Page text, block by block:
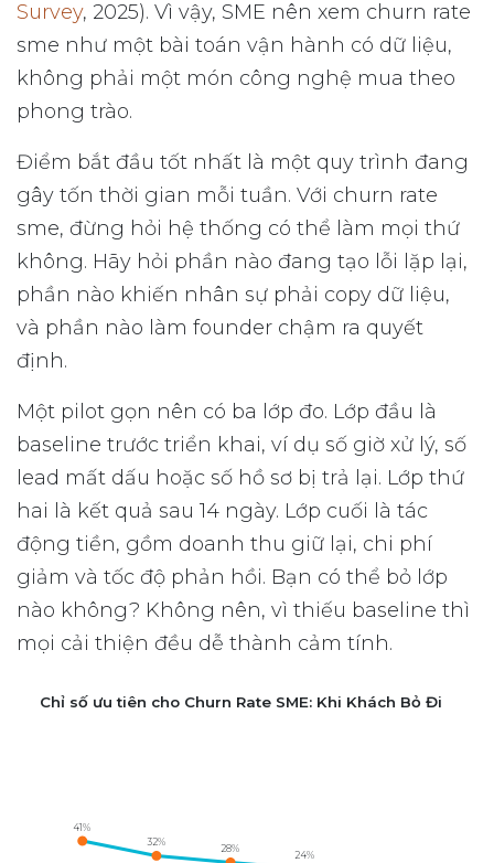
Survey, 2025). Vì vậy, SME nên xem churn rate
sme như một bài toán vận hành có dữ liệu,
không phải một món công nghệ mua theo
phong trào.
Điểm bắt đầu tốt nhất là một quy trình đang
gây tốn thời gian mỗi tuần. Với churn rate
sme, đừng hỏi hệ thống có thể làm mọi thứ
không. Hãy hỏi phần nào đang tạo lỗi lặp lại,
phần nào khiến nhân sự phải copy dữ liệu,
và phần nào làm founder chậm ra quyết
định.
Một pilot gọn nên có ba lớp đo. Lớp đầu là
baseline trước triển khai, ví dụ số giờ xử lý, số
lead mất dấu hoặc số hồ sơ bị trả lại. Lớp thứ
hai là kết quả sau 14 ngày. Lớp cuối là tác
động tiền, gồm doanh thu giữ lại, chi phí
giảm và tốc độ phản hồi. Bạn có thể bỏ lớp
nào không? Không nên, vì thiếu baseline thì
mọi cải thiện đều dễ thành cảm tính.
Chỉ số ưu tiên cho Churn Rate SME: Khi Khách Bỏ Đi
41%
32%
28%
24%